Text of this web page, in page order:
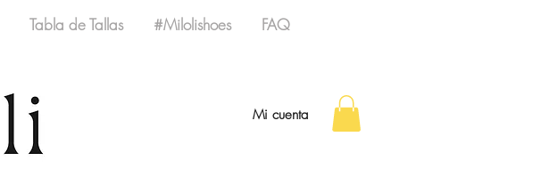
Tabla de Tallas #Milolishoes FAQ
Mi cuenta